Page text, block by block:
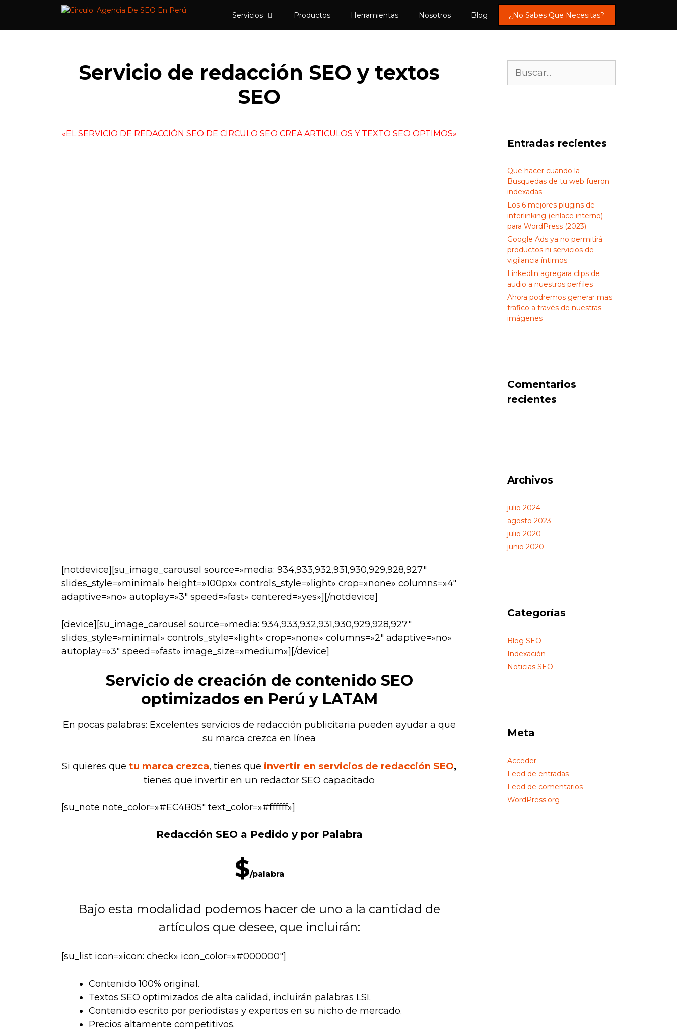
contenido
Servicios Productos Herramientas Nosotros Blog ¿No Sabes Que Necesitas?
Servicio de redacción SEO y textos
SEO
«EL SERVICIO DE REDACCIÓN SEO DE CIRCULO SEO CREA ARTICULOS Y TEXTO SEO OPTIMOS»
[notdevice][su_image_carousel source=»media: 934,933,932,931,930,929,928,927″
slides_style=»minimal» height=»100px» controls_style=»light» crop=»none» columns=»4″
adaptive=»no» autoplay=»3″ speed=»fast» centered=»yes»][/notdevice]
[device][su_image_carousel source=»media: 934,933,932,931,930,929,928,927″
slides_style=»minimal» controls_style=»light» crop=»none» columns=»2″ adaptive=»no»
autoplay=»3″ speed=»fast» image_size=»medium»][/device]
Servicio de creación de contenido SEO
optimizados en Perú y LATAM
En pocas palabras: Excelentes servicios de redacción publicitaria pueden ayudar a que
su marca crezca en línea
Si quieres que tu marca crezca, tienes que invertir en servicios de redacción SEO,
tienes que invertir en un redactor SEO capacitado
[su_note note_color=»#EC4B05″ text_color=»#ffffff»]
Redacción SEO​ a Pedido y por Palabra
$/palabra
Bajo esta modalidad podemos hacer de uno a la cantidad de
artículos que desee, que incluirán:
[su_list icon=»icon: check» icon_color=»#000000″]
Contenido 100% original.
Textos SEO optimizados de alta calidad, incluirán palabras LSI.
Contenido escrito por periodistas y expertos en su nicho de mercado.
Precios altamente competitivos.
Entradas recientes
Que hacer cuando la
Busquedas de tu web fueron
indexadas
Los 6 mejores plugins de
interlinking (enlace interno)
para WordPress (2023)
Google Ads ya no permitirá
productos ni servicios de
vigilancia íntimos
Linkedlin agregara clips de
audio a nuestros perfiles
Ahora podremos generar mas
trafico a través de nuestras
imágenes
Comentarios
recientes
Archivos
julio 2024
agosto 2023
julio 2020
junio 2020
Categorías
Blog SEO
Indexación
Noticias SEO
Meta
Acceder
Feed de entradas
Feed de comentarios
WordPress.org
Los genios del SEO y del Growth Marketing trabajando ¿Quieres conocernos 😉?